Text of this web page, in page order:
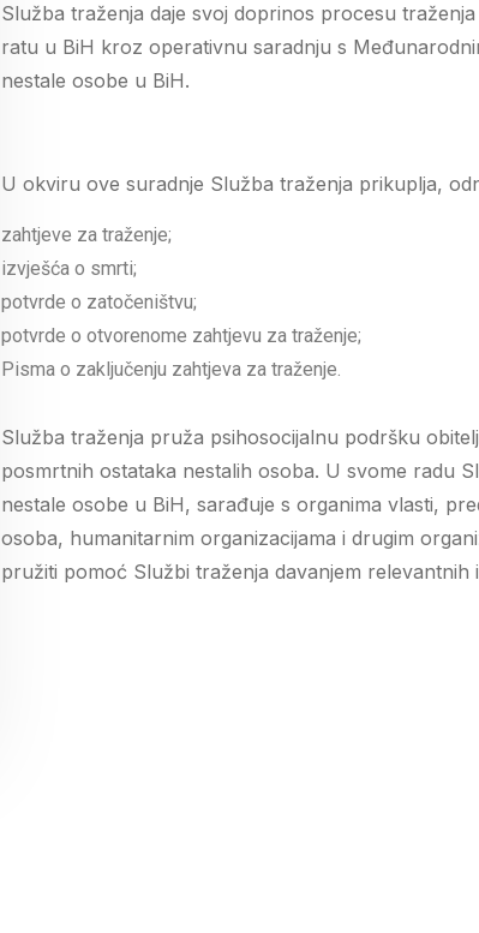
Služba traženja daje svoj doprinos procesu
ratu u BiH kroz operativnu saradnju s
nestale osobe u BiH.
U okviru ove suradnje Služba traženja prikuplja,
zahtjeve za traženje;
izvješća o smrti;
potvrde o zatočeništvu;
potvrde o otvorenome zahtjevu za traženje;
Pisma o zaključenju zahtjeva za traženje.
Služba traženja pruža psihosocijalnu podršku
posmrtnih ostataka nestalih osoba. U svome radu
nestale osobe u BiH, sarađuje s organima vlasti,
osoba, humanitarnim organizacijama i drugim
pružiti pomoć Službi traženja davanjem